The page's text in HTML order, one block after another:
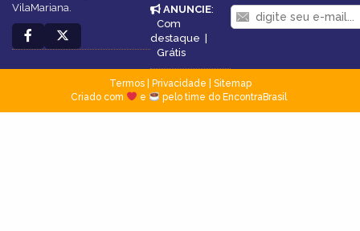
VilaMariana.
ANUNCIE:
Com
destaque
Grátis
Termos| Privacidade
Sitemap
Criado com
e pelo time do EncontraBrasil